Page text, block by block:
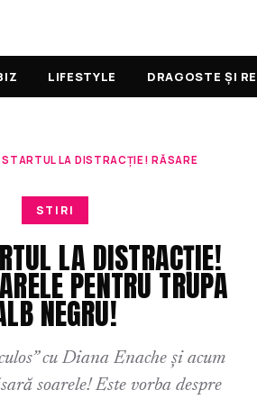
LIFESTYLE DRAGOSTE ȘI
STARTUL LA DISTRACȚIE! RĂSARE
STIRI
LA DISTRACȚIE!
PENTRU TRUPA
NEGRU!
cu Diana Enache și acum
soarele! Este vorba despre